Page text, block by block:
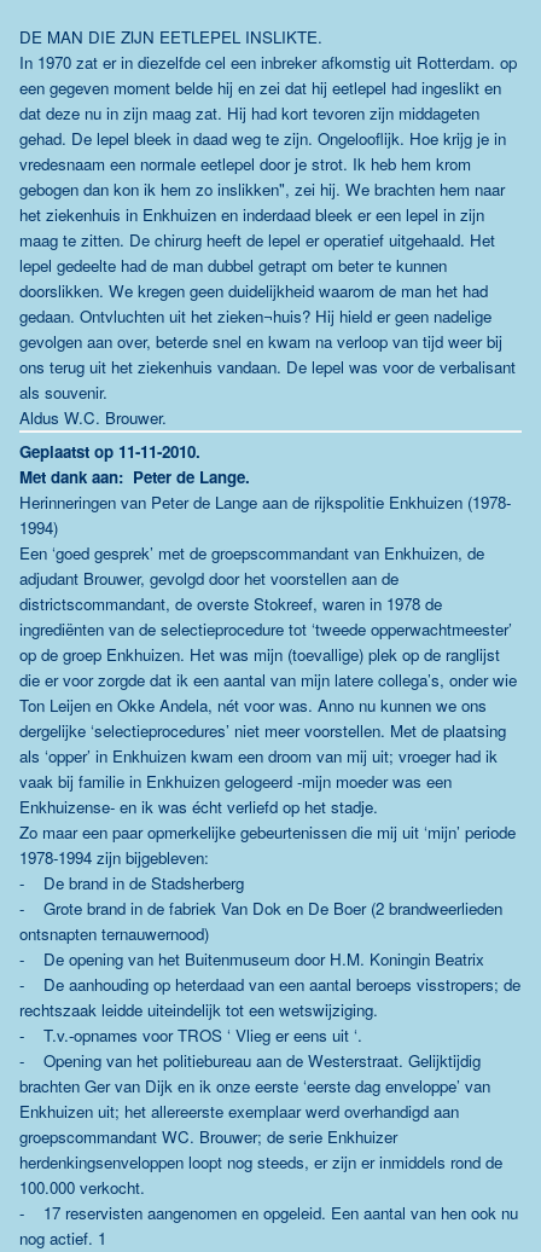
DE MAN DIE ZIJN EETLEPEL INSLIKTE.
In 1970 zat er in diezelfde cel een inbreker afkomstig uit Rotterdam. op
een gegeven moment belde hij en zei dat hij eetlepel had ingeslikt en
dat deze nu in zijn maag zat. Hij had kort tevoren zijn middageten
gehad. De lepel bleek in daad weg te zijn. Ongelooflijk. Hoe krijg je in
vredesnaam een normale eetlepel door je strot. Ik heb hem krom
gebogen dan kon ik hem zo inslikken", zei hij. We brachten hem naar
het ziekenhuis in Enkhuizen en inderdaad bleek er een lepel in zijn
maag te zitten. De chirurg heeft de lepel er operatief uitgehaald. Het
lepel gedeelte had de man dubbel getrapt om beter te kunnen
doorslikken. We kregen geen duidelijkheid waarom de man het had
gedaan. Ontvluchten uit het zieken¬huis? Hij hield er geen nadelige
gevolgen aan over, beterde snel en kwam na verloop van tijd weer bij
ons terug uit het ziekenhuis vandaan. De lepel was voor de verbalisant
als souvenir.
Aldus W.C. Brouwer.
Geplaatst op 11-11-2010.
Met dank aan: Peter de Lange.
Herinneringen van Peter de Lange aan de rijkspolitie Enkhuizen (1978-
1994)
Een ‘goed gesprek’ met de groepscommandant van Enkhuizen, de
adjudant Brouwer, gevolgd door het voorstellen aan de
districtscommandant, de overste Stokreef, waren in 1978 de
ingrediënten van de selectieprocedure tot ‘tweede opperwachtmeester’
op de groep Enkhuizen. Het was mijn (toevallige) plek op de ranglijst
die er voor zorgde dat ik een aantal van mijn latere collega’s, onder wie
Ton Leijen en Okke Andela, nét voor was. Anno nu kunnen we ons
dergelijke ‘selectieprocedures’ niet meer voorstellen. Met de plaatsing
als ‘opper’ in Enkhuizen kwam een droom van mij uit; vroeger had ik
vaak bij familie in Enkhuizen gelogeerd -mijn moeder was een
Enkhuizense- en ik was écht verliefd op het stadje.
Zo maar een paar opmerkelijke gebeurtenissen die mij uit ‘mijn’ periode
1978-1994 zijn bijgebleven:
- De brand in de Stadsherberg
- Grote brand in de fabriek Van Dok en De Boer (2 brandweerlieden
ontsnapten ternauwernood)
- De opening van het Buitenmuseum door H.M. Koningin Beatrix
- De aanhouding op heterdaad van een aantal beroeps visstropers; de
rechtszaak leidde uiteindelijk tot een wetswijziging.
- T.v.-opnames voor TROS ‘ Vlieg er eens uit ‘.
- Opening van het politiebureau aan de Westerstraat. Gelijktijdig
brachten Ger van Dijk en ik onze eerste ‘eerste dag enveloppe’ van
Enkhuizen uit; het allereerste exemplaar werd overhandigd aan
groepscommandant WC. Brouwer; de serie Enkhuizer
herdenkingsenveloppen loopt nog steeds, er zijn er inmiddels rond de
100.000 verkocht.
- 17 reservisten aangenomen en opgeleid. Een aantal van hen ook nu
nog actief. 1